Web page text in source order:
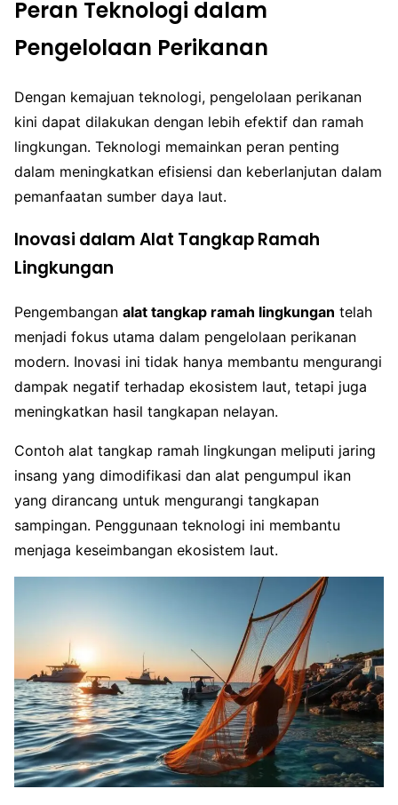
Peran Teknologi dalam
Pengelolaan Perikanan
Dengan kemajuan teknologi, pengelolaan perikanan
kini dapat dilakukan dengan lebih efektif dan ramah
lingkungan. Teknologi memainkan peran penting
dalam meningkatkan efisiensi dan keberlanjutan dalam
pemanfaatan sumber daya laut.
Inovasi dalam Alat Tangkap Ramah
Lingkungan
Pengembangan alat tangkap ramah lingkungan telah
menjadi fokus utama dalam pengelolaan perikanan
modern. Inovasi ini tidak hanya membantu mengurangi
dampak negatif terhadap ekosistem laut, tetapi juga
meningkatkan hasil tangkapan nelayan.
Contoh alat tangkap ramah lingkungan meliputi jaring
insang yang dimodifikasi dan alat pengumpul ikan
yang dirancang untuk mengurangi tangkapan
sampingan. Penggunaan teknologi ini membantu
menjaga keseimbangan ekosistem laut.